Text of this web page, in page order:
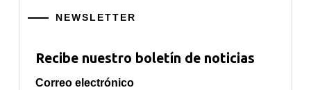
NEWSLETTER
Recibe nuestro boletín de noticias
Correo electrónico